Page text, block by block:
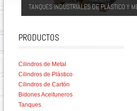
TANQUES INDUSTRIALES DE PLÁSTICO Y
Industria Quimica. Ellos ofrecen una
alta y por eso aseguran la seguridad
para el transporte de género liquido.
PRODUCTOS
Cilindros de Metal
Cilindros de Plástico
Cilindros de Cartón
Bidones Aceituneros
Tanques